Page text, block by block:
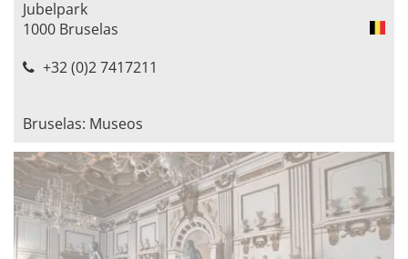
Jubelpark
1000 Bruselas
+32 (0)2 7417211
Bruselas: Museos